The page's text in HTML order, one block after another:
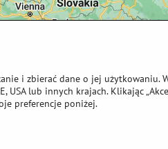
i zbierać dane o jej użytkowaniu.
lub innych krajach. Klikając
preferencje poniżej.